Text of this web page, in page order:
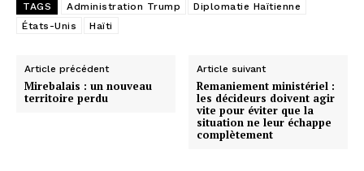
TAGS Administration Trump
Diplomatie Haïtienne
États-Unis
Haïti
Article précédent
Mirebalais : un nouveau
territoire perdu
Article suivant
Remaniement ministériel :
les décideurs doivent agir
vite pour éviter que la
situation ne leur échappe
complètement